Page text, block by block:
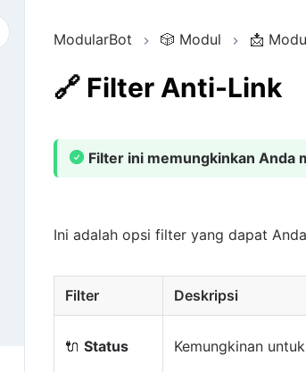
ModularBot 🎲 Modul 📩
🔗 Filter Anti-Link
Filter ini memungkinkan Anda
Ini adalah opsi filter yang dapat
Filter Deskripsi
🔌 Status Kemungkinan